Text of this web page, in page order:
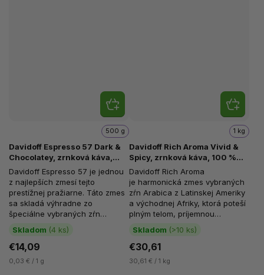
Davidoff Espresso 57 Dark &
Chocolatey, zrnková káva,
100% Arabica, 500 g
Skladom (4 ks)
500 g
€14,09
0,03 € / 1 g
Davidoff Espresso 57 je jednou
z najlepších zmesí tejto
prestížnej pražiarne. Táto zmes
sa skladá výhradne zo
špeciálne vybraných zŕn
Arabiky a vyznačuje sa
lahodnou chuťou a...
Davidoff Rich Aroma Vivid &
Spicy, zrnková káva, 100 %
Arabica, 1 kg
Skladom (>10 ks)
1 kg
€30,61
30,61 € / 1 kg
Davidoff Rich Aroma
je harmonická zmes vybraných
zŕn Arabica z Latinskej Ameriky
a východnej Afriky, ktorá poteší
plným telom, príjemnou
kyslosťou a bohatou arómou. V...